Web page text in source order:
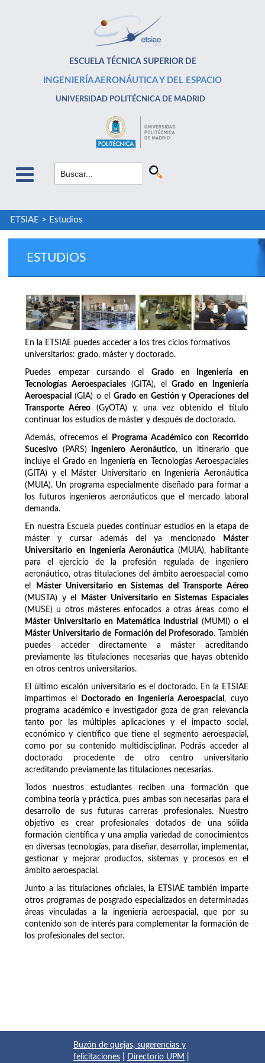
ESCUELA TÉCNICA SUPERIOR DE
INGENIERÍA AERONÁUTICA Y DEL ESPACIO
UNIVERSIDAD POLITÉCNICA DE MADRID
ETSIAE > Estudios
ESTUDIOS
En la ETSIAE puedes acceder a los tres ciclos formativos
universitarios: grado, máster y doctorado.
Puedes empezar cursando el Grado en Ingeniería en
Tecnologías Aeroespaciales(GITA), elGrado en Ingeniería
Aeroespacial (GIA) o elGrado en Gestión y Operaciones del
Transporte Aéreo (GyOTA) y, una vez obtenido el título
continuar los estudios de máster y después de doctorado.
Además, ofrecemos el
Programa Académico con Recorrido
Sucesivo (PARS) Ingeniero Aeronáutico, un itinerario que
incluye el Grado en Ingeniería en Tecnologías Aeroespaciales
(GITA) y el Máster Universitario en Ingeniería Aeronáutica
(MUIA). Un programa especialmente diseñado para formar a
los futuros ingenieros aeronáuticos que el mercado laboral
demanda.
En nuestra Escuela puedes continuar estudios en la etapa de
máster y cursar además del ya mencionado
Máster
Universitario en Ingeniería Aeronáutica(MUIA), habilitante
para el ejercicio de la profesión regulada de ingeniero
aeronáutico, otras titulaciones del ámbito aeroespacial como
el
Máster Universitario en Sistemas del Transporte Aéreo
(MUSTA) y el
Máster Universitario en Sistemas Espaciales
(MUSE) u otros másteres enfocados a otras áreas como el
Máster Universitario en Matemática Industrial
(MUMI) o el
Máster Universitario de Formación del Profesorado. También
puedes acceder directamente a máster acreditando
previamente las titulaciones necesarias que hayas obtenido
en otros centros universitarios.
El último escalón universitario es el doctorado. En la ETSIAE
impartimos el
Doctorado en Ingeniería Aeroespacial, cuyo
programa académico e investigador goza de gran relevancia
tanto por las múltiples aplicaciones y el impacto social,
económico y científico que tiene el segmento aeroespacial,
como por su contenido multidisciplinar. Podrás acceder al
doctorado procedente de otro centro universitario
acreditando previamente las titulaciones necesarias.
Todos nuestros estudiantes reciben una formación que
combina teoría y práctica, pues ambas son necesarias para el
desarrollo de sus futuras carreras profesionales. Nuestro
objetivo es crear profesionales dotados de una sólida
formación científica y una amplia variedad de conocimientos
en diversas tecnologías, para diseñar, desarrollar, implementar,
gestionar y mejorar productos, sistemas y procesos en el
ámbito aeroespacial.
Junto a las titulaciones oficiales, la ETSIAE también imparte
otros programas de posgrado especializados en determinadas
áreas vinculadas a la ingeniería aeroespacial, que por su
contenido son de interés para complementar la formación de
los profesionales del sector.
Buzón de quejas, sugerencias y
felicitaciones
Directorio UPM